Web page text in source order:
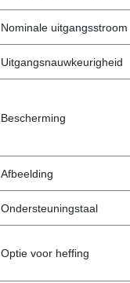
Nominale uitgangsstroom
Uitgangsnauwkeurigheid
Bescherming
Afbeelding
Ondersteuningstaal
Optie voor heffing